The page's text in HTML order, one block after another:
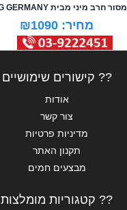
מסור חרב מיני מבית AEG GERMANY
מחיר: ₪1090
?? קישורים שימושיים
אודות
צור קשר
מדיניות פרטיות
תקנון האתר
מבצעים חמים
?? קטגוריות מומלצות